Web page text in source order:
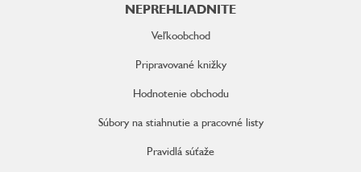
NEPREHLIADNITE
Veľkoobchod
Pripravované knižky
Hodnotenie obchodu
Súbory na stiahnutie a pracovné listy
Pravidlá súťaže